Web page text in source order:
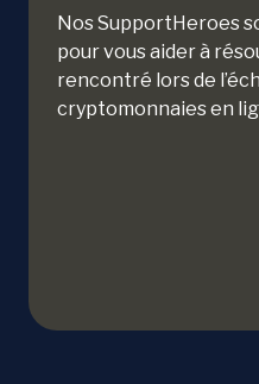
Nos SupportHeroes
pour vous aider à
rencontré lors de
cryptomonnaies en